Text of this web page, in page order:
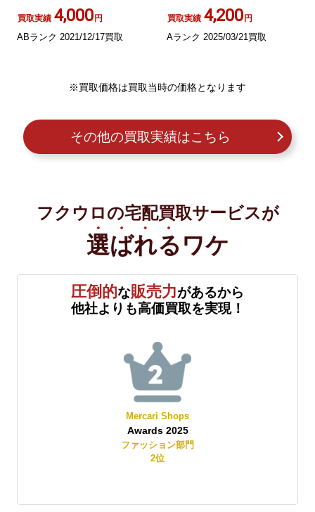
買取実績 4,000円
ABランク 2021/12/17買取
ルク ベルト 38 ベージュ マル
チカラー
買取実績 4,200円
Aランク 2025/03/21買取
※買取価格は買取当時の価格となります
その他の買取実績はこちら
フクウロの宅配買取サービスが
選ばれる ワケ
圧倒的な販売力があるから
他社よりも高価買取を実現！
Mercari Shops
Awards 2025
ファッション部門
2位